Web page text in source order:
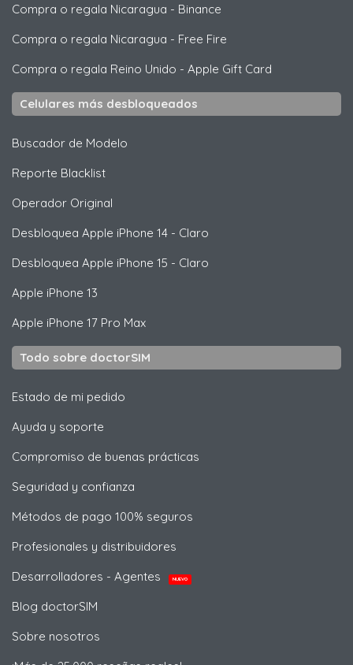
Compra o regala Nicaragua - Binance
Compra o regala Nicaragua - Free Fire
Compra o regala Reino Unido - Apple Gift Card
Celulares más desbloqueados
Buscador de Modelo
Reporte Blacklist
Operador Original
Desbloquea Apple iPhone 14 - Claro
Desbloquea Apple iPhone 15 - Claro
Apple iPhone 13
Apple iPhone 17 Pro Max
Todo sobre doctorSIM
Estado de mi pedido
Ayuda y soporte
Compromiso de buenas prácticas
Seguridad y confianza
Métodos de pago 100% seguros
Profesionales y distribuidores
Desarrolladores - Agentes
NUEVO
Blog doctorSIM
Sobre nosotros